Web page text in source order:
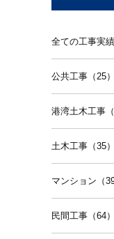
全ての工事実績
公共工事（25）
港湾土木工事（
土木工事（35）
マンション（39
民間工事（64）